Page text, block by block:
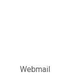
Webmail